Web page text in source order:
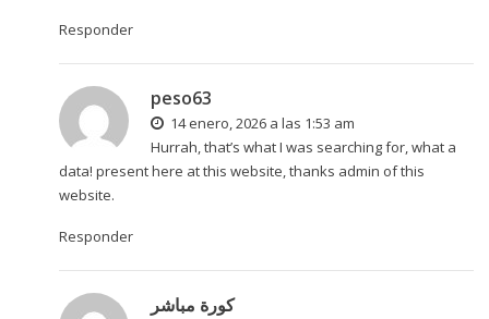
Responder
peso63
14 enero, 2026 a las 1:53 am
Hurrah, that’s what I was searching for, what a
data! present here at this website, thanks admin of this
website.
Responder
كورة مباشر